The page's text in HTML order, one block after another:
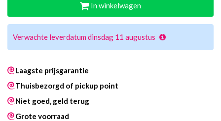
In winkelwagen
Verwachte leverdatum dinsdag 11 augustus
Laagste prijsgarantie
Thuisbezorgd of pickup point
Niet goed, geld terug
Grote voorraad